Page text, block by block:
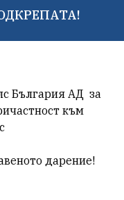
България АД за
към
дарение!